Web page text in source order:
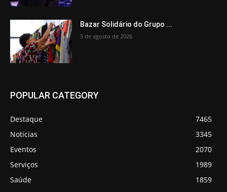
Bazar Solidário do Grupo ...
5 de agosto de 2026
POPULAR CATEGORY
Destaque
7465
Noticias
3345
Eventos
2070
Serviços
1989
Saúde
1859